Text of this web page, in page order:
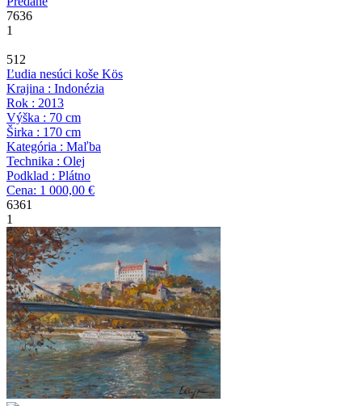
7636
1
512
Ľudia nesúci koše Kös
Krajina : Indonézia
Rok : 2013
Výška : 70 cm
Širka : 170 cm
Kategória : Maľba
Technika : Olej
Podklad : Plátno
Cena: 1 000,00 €
6361
1